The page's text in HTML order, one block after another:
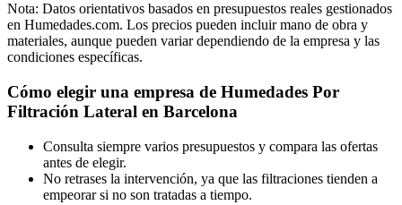
Nota: Datos orientativos basados en presupuestos reales gestionados
en Humedades.com. Los precios pueden incluir mano de obra y
materiales, aunque pueden variar dependiendo de la empresa y las
condiciones específicas.
Cómo elegir una empresa de Humedades Por
Filtración Lateral en Barcelona
Consulta siempre varios presupuestos y compara las ofertas
antes de elegir.
No retrases la intervención, ya que las filtraciones tienden a
empeorar si no son tratadas a tiempo.